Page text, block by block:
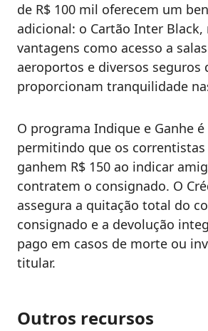
de R$ 100 mil oferecem um
adicional: o Cartão Inter Black,
vantagens como acesso a
aeroportos e diversos seguros
proporcionam tranquilidade
O programa Indique e Ganhe
permitindo que os
ganhem R$ 150 ao indicar
contratem o consignado. O
assegura a quitação total do
consignado e a devolução
pago em casos de morte ou
titular.
Outros recursos